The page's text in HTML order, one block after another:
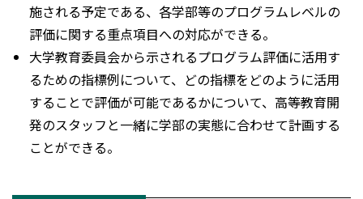
施される予定である、各学部等のプログラムレベルの
評価に関する重点項目への対応ができる。
大学教育委員会から示されるプログラム評価に活用す
るための指標例について、どの指標をどのように活用
することで評価が可能であるかについて、高等教育開
発のスタッフと一緒に学部の実態に合わせて計画する
ことができる。